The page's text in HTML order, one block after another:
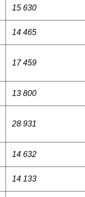
15 630
14 465
17 459
13 800
28 931
14 632
14 133